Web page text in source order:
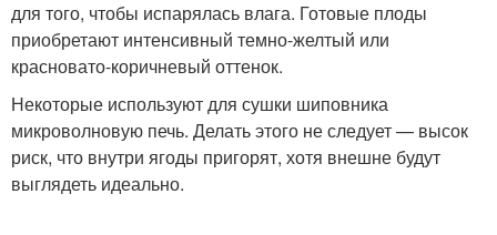
для того, чтобы испарялась влага. Готовые плоды
приобретают интенсивный темно-желтый или
красновато-коричневый оттенок.
Некоторые используют для сушки шиповника
микроволновую печь. Делать этого не следует — высок
риск, что внутри ягоды пригорят, хотя внешне будут
выглядеть идеально.